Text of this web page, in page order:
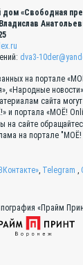
«Свободная
dva3-
на портале
«Народные
сайта
и портала «МОЁ!
на сайте
на портале "МОЁ!
, Telegram ,
«Прайм